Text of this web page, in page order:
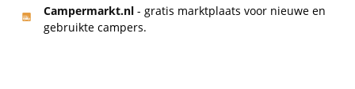
Campermarkt.nl - gratis marktplaats voor nieuwe en
gebruikte campers.